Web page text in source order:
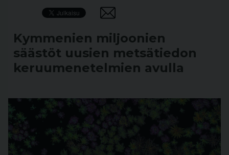
Kymmenien miljoonien
säästöt uusien metsätiedon
keruumenetelmien avulla